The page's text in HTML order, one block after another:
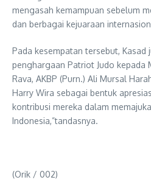
mengasah kemampuan sebelum
dan berbagai kejuaraan
Pada kesempatan tersebut, Kasad
penghargaan Patriot Judo kepada
Rava, AKBP (Purn.) Ali Mursal
Harry Wira sebagai bentuk
kontribusi mereka dalam
Indonesia,”tandasnya.
(Orik / 002)